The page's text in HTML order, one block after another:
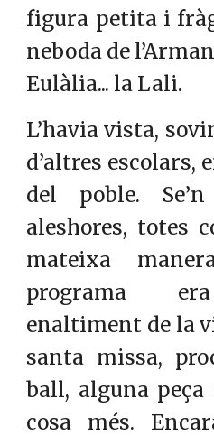
figura petita i
neboda de
Eulàlia... la Lali.
L’havia vista,
d’altres escolars,
del poble.
aleshores, totes
mateixa
programa
enaltiment de la
santa missa,
ball, alguna
cosa més.